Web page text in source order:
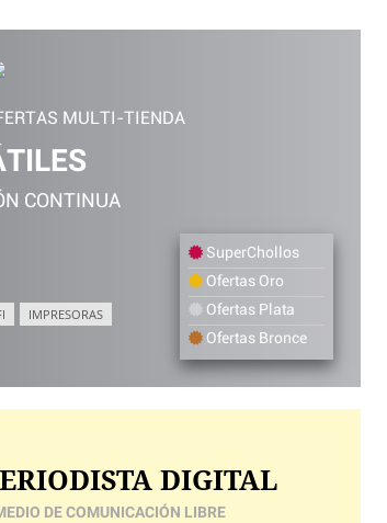
MULTI-TIENDA
CONTINUA
IMPRESORAS
SuperChollos
Ofertas Oro
Ofertas Plata
Ofertas Bronce
DIGITAL
DE COMUNICACIÓN LIBRE